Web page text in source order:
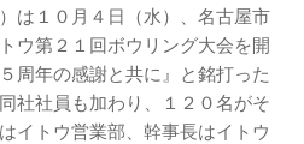
は１０月４日（水）、名古屋市
ウ第２１回ボウリング大会を開
年の感謝と共に』と銘打った
社社員も加わり、１２０名がそ
イトウ営業部、幹事長はイトウ